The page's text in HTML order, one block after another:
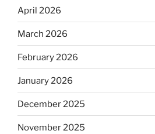
April 2026
March 2026
February 2026
January 2026
December 2025
November 2025